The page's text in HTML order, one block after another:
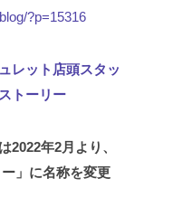
?p=15316
レット店頭スタッ
トーリー
年2月より、
」に名称を変更